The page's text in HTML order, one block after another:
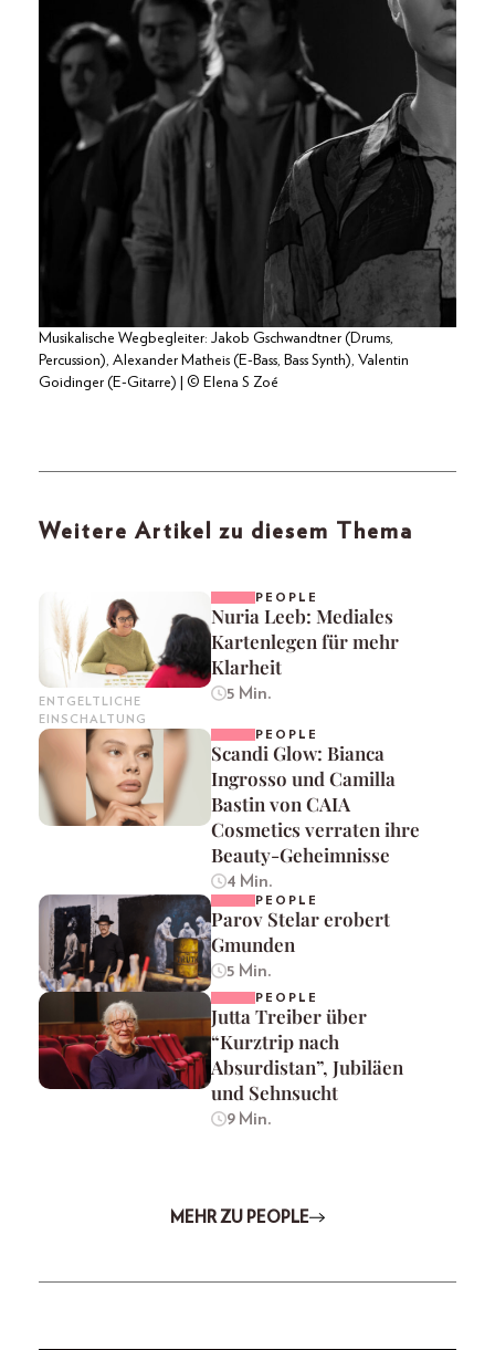
Musikalische Wegbegleiter: Jakob Gschwandtner (Drums,
Percussion), Alexander Matheis (E-Bass, Bass Synth), Valentin
Goidinger (E-Gitarre) | © Elena S Zoé
Weitere Artikel zu diesem Thema
ENTGELTLICHE
EINSCHALTUNG
PEOPLE
Nuria Leeb: Mediales
Kartenlegen für mehr
Klarheit
5 Min.
PEOPLE
Scandi Glow: Bianca
Ingrosso und Camilla
Bastin von CAIA
Cosmetics verraten ihre
Beauty-Geheimnisse
4 Min.
PEOPLE
Parov Stelar erobert
Gmunden
5 Min.
PEOPLE
Jutta Treiber über
“Kurztrip nach
Absurdistan”, Jubiläen
und Sehnsucht
9 Min.
MEHR ZU PEOPLE